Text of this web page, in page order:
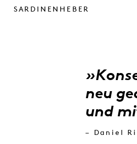
SARDINENHEBER
neu
und
– Daniel